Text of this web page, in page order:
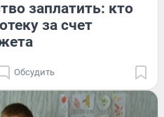
заплатить: кто
за счет
Обсудить